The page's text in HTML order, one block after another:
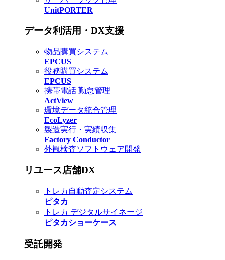
UnitPORTER
データ利活用・DX支援
物品購買システム
EPCUS
役務購買システム
EPCUS
携帯電話 勤怠管理
ActView
環境データ統合管理
EcoLyzer
製造実行・実績収集
Factory Conductor
外観検査ソフトウェア開発
リユース店舗DX
トレカ自動査定システム
ピタカ
トレカ デジタルサイネージ
ピタカショーケース
受託開発